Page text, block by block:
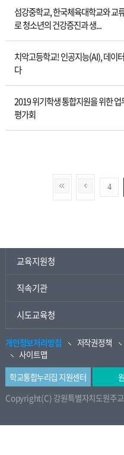
섬강중학교, 한국체육대학교와 교
로 청소년의 건강증진과 생...
치악고등학교! 인공지능(AI), 데이
다
2019 위기학생 통합지원을 위한
평가회
4
교육지원청
직속기관
시도교육청
개인정보처리방침 저작권정책
사이트맵
학교통합누리집 지원센터
Copyright(C) 강원특별자치도원주